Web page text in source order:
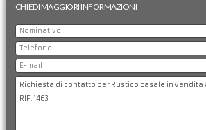
CHIEDI MAGGIORI INFORMAZIONI